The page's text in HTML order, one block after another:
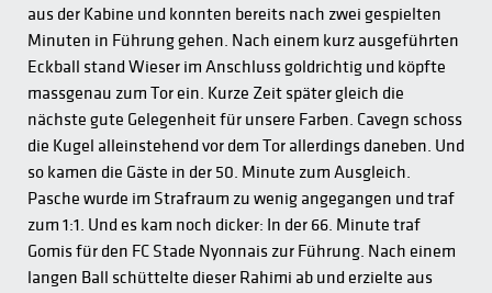
aus der Kabine und konnten bereits nach zwei gespielten
Minuten in Führung gehen. Nach einem kurz ausgeführten
Eckball stand Wieser im Anschluss goldrichtig und köpfte
massgenau zum Tor ein. Kurze Zeit später gleich die
nächste gute Gelegenheit für unsere Farben. Cavegn schoss
die Kugel alleinstehend vor dem Tor allerdings daneben. Und
so kamen die Gäste in der 50. Minute zum Ausgleich.
Pasche wurde im Strafraum zu wenig angegangen und traf
zum 1:1. Und es kam noch dicker: In der 66. Minute traf
Gomis für den FC Stade Nyonnais zur Führung. Nach einem
langen Ball schüttelte dieser Rahimi ab und erzielte aus